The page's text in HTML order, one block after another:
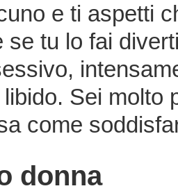
e ti aspetti
se tu lo fai
Sei molto
come
donna